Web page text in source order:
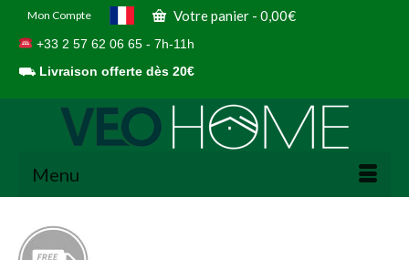
Mon Compte Votre panier - 0,00€
+33 2 57 62 06 65 - 7h-11h
⛟ Livraison offerte dès 20€
Menu